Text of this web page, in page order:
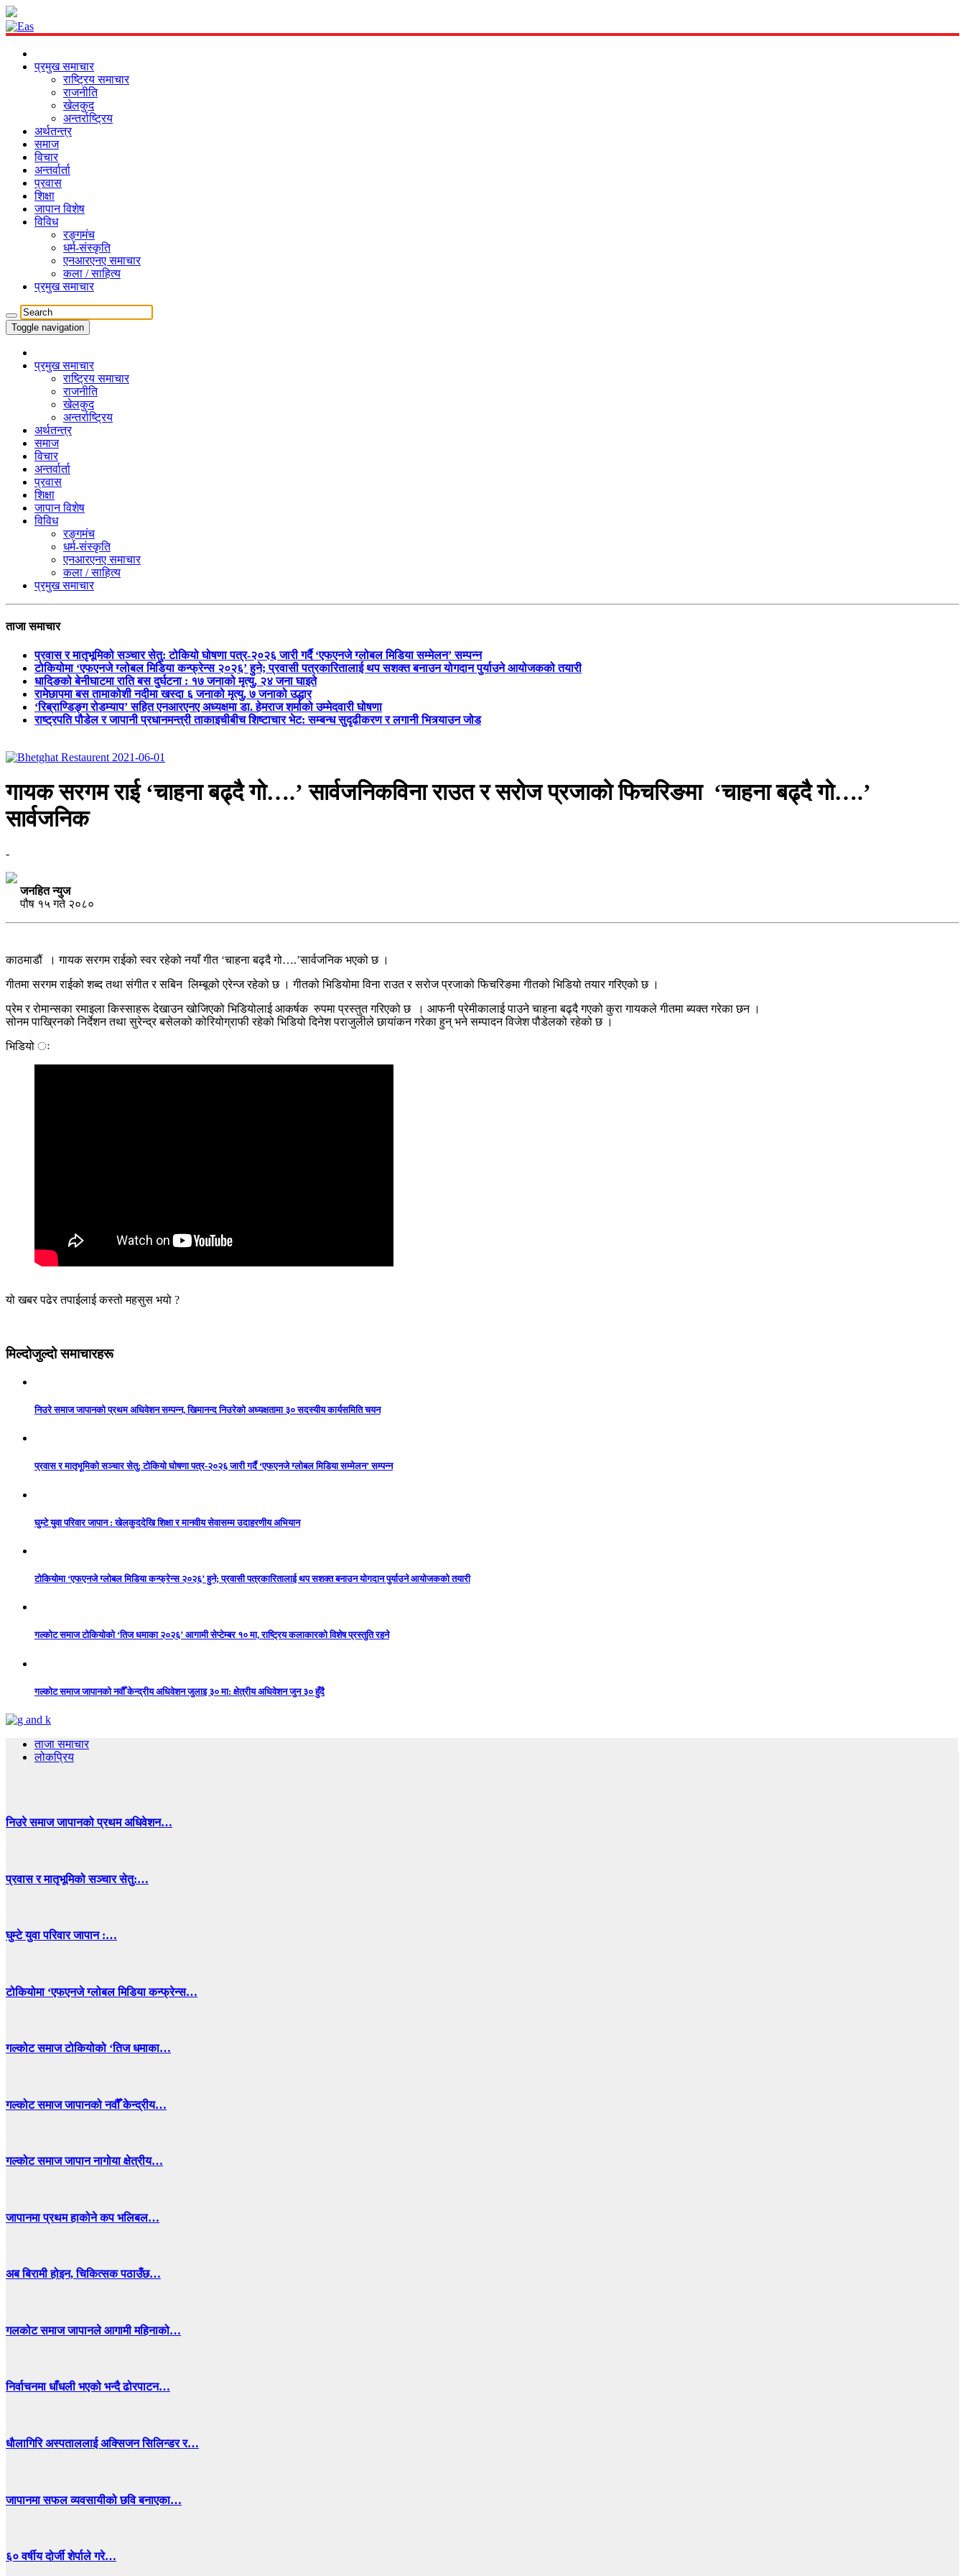
प्रमुख समाचार
राष्ट्रिय समाचार
राजनीति
खेलकुद
अन्तर्राष्ट्रिय
अर्थतन्त्र
समाज
विचार
अन्तर्वार्ता
प्रवास
शिक्षा
जापान विशेष
विविध
रङ्गमंच
धर्म-संस्कृति
एनआरएनए समाचार
कला / साहित्य
प्रमुख समाचार
Toggle navigation
प्रमुख समाचार
राष्ट्रिय समाचार
राजनीति
खेलकुद
अन्तर्राष्ट्रिय
अर्थतन्त्र
समाज
विचार
अन्तर्वार्ता
प्रवास
शिक्षा
जापान विशेष
विविध
रङ्गमंच
धर्म-संस्कृति
एनआरएनए समाचार
कला / साहित्य
प्रमुख समाचार
ताजा समाचार
प्रवास र मातृभूमिको सञ्चार सेतु: टोकियो घोषणा पत्र-२०२६ जारी गर्दै ‘एफएनजे ग्लोबल मिडिया सम्मेलन’ सम्पन्न
टोकियोमा ‘एफएनजे ग्लोबल मिडिया कन्फ्रेन्स २०२६’ हुने; प्रवासी पत्रकारितालाई थप सशक्त बनाउन योगदान पुर्याउने आयोजकको तयारी
धादिङको बेनीघाटमा राति बस दुर्घटना : १७ जनाको मृत्यु, २४ जना घाइते
रामेछापमा बस तामाकोशी नदीमा खस्दा ६ जनाको मृत्यु, ७ जनाको उद्धार
‘रिब्राण्डिङ्ग रोडम्याप’ सहित एनआरएनए अध्यक्षमा डा. हेमराज शर्माको उम्मेदवारी घोषणा
राष्ट्रपति पौडेल र जापानी प्रधानमन्त्री ताकाइचीबीच शिष्टाचार भेट: सम्बन्ध सुदृढीकरण र लगानी भित्र्याउन जोड
गायक सरगम राई ‘चाहना बढ्दै गो….’ सार्वजनिकविना राउत र सरोज प्रजाको फिचरिङमा ‘चाहना बढ्दै गो….’
सार्वजनिक
-
जनहित न्युज
पौष १५ गते २०८०
काठमाडौं । गायक सरगम राईको स्वर रहेको नयाँ गीत ‘चाहना बढ्दै गो….’सार्वजनिक भएको छ ।
गीतमा सरगम राईको शब्द तथा संगीत र सबिन लिम्बूको एरेन्ज रहेको छ । गीतको भिडियोमा विना राउत र सरोज प्रजाको फिचरिङमा गीतको भिडियो तयार गरिएको छ ।
प्रेम र रोमान्सका रमाइला किस्साहरू देखाउन खोजिएको भिडियोलाई आकर्षक रुपमा प्रस्तुत गरिएको छ । आफनी प्रेमीकालाई पाउने चाहना बढ्दै गएको कुरा गायकले गीतमा ब्यक्त गरेका छन ।
सोनम पाख्रिनको निर्देशन तथा सुरेन्द्र बसेलको कोरियोग्राफी रहेको भिडियो दिनेश पराजुलीले छायांकन गरेका हुन् भने सम्पादन विजेश पौडेलको रहेको छ ।
भिडियो ः
यो खबर पढेर तपाईलाई कस्तो महसुस भयो ?
मिल्दोजुल्दो समाचारहरू
निउरे समाज जापानको प्रथम अधिवेशन सम्पन्न, खिमानन्द निउरेको अध्यक्षतामा ३० सदस्यीय कार्यसमिति चयन
प्रवास र मातृभूमिको सञ्चार सेतु: टोकियो घोषणा पत्र-२०२६ जारी गर्दै ‘एफएनजे ग्लोबल मिडिया सम्मेलन’ सम्पन्न
घुम्टे युवा परिवार जापान : खेलकुददेखि शिक्षा र मानवीय सेवासम्म उदाहरणीय अभियान
टोकियोमा ‘एफएनजे ग्लोबल मिडिया कन्फ्रेन्स २०२६’ हुने; प्रवासी पत्रकारितालाई थप सशक्त बनाउन योगदान पुर्याउने आयोजकको तयारी
गल्कोट समाज टोकियोको ‘तिज धमाका २०२६’ आगामी सेप्टेम्बर १० मा, राष्ट्रिय कलाकारको विशेष प्रस्तुति रहने
गल्कोट समाज जापानको नवौँ केन्द्रीय अधिवेशन जुलाइ ३० मा: क्षेत्रीय अधिवेशन जुन ३० हुँदै
ताजा समाचार
लोकप्रिय
निउरे समाज जापानको प्रथम अधिवेशन…
प्रवास र मातृभूमिको सञ्चार सेतु:…
घुम्टे युवा परिवार जापान :…
टोकियोमा ‘एफएनजे ग्लोबल मिडिया कन्फ्रेन्स…
गल्कोट समाज टोकियोको ‘तिज धमाका…
गल्कोट समाज जापानको नवौँ केन्द्रीय…
गल्कोट समाज जापान नागोया क्षेत्रीय…
जापानमा प्रथम हाकोने कप भलिबल…
अब बिरामी होइन, चिकित्सक पठाउँछ…
गलकोट समाज जापानले आगामी महिनाको…
निर्वाचनमा धाँधली भएको भन्दै ढोरपाटन…
धाैलागिरि अस्पताललाई अक्सिजन सिलिन्डर र…
जापानमा सफल व्यवसायीको छवि बनाएका…
६० वर्षीय दोर्जी शेर्पाले गरे…